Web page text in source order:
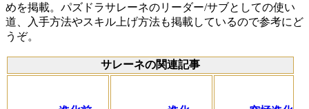
めを掲載。パズドラサレーネのリーダー/サブとしての使い
道、入手方法やスキル上げ方法も掲載しているので参考にど
うぞ。
サレーネの関連記事